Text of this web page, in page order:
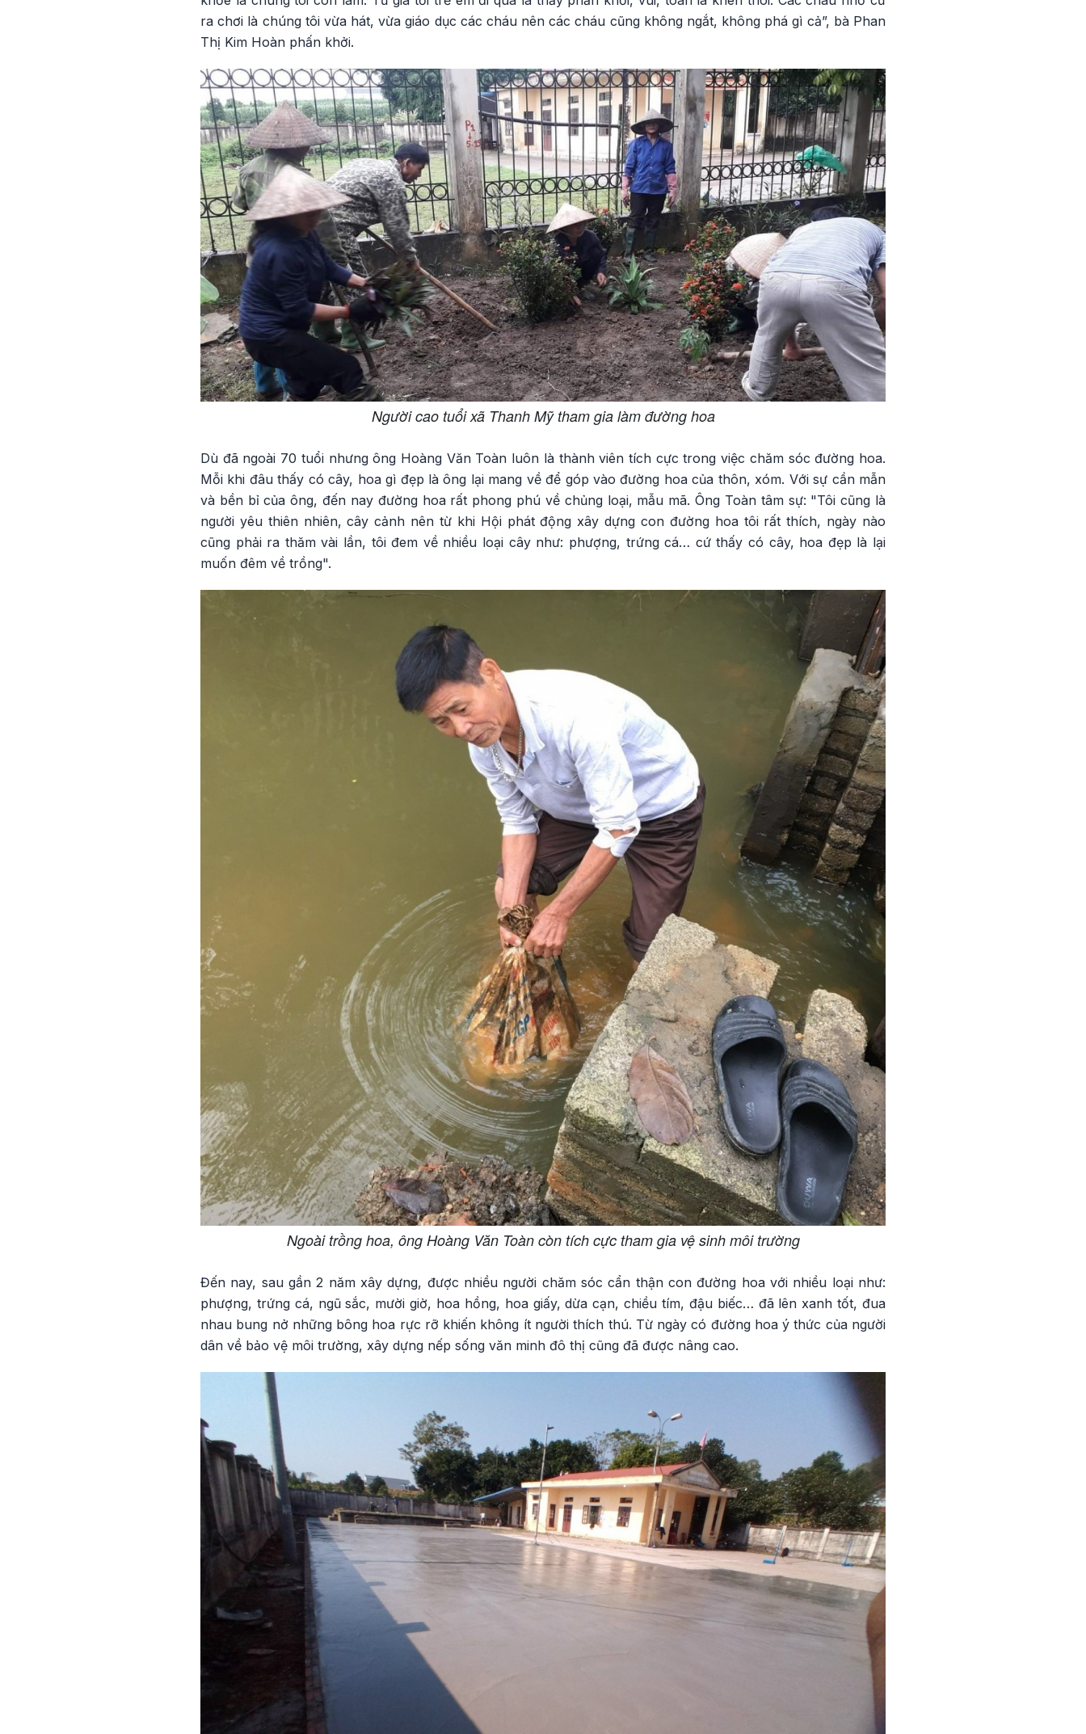
ra chơi là chúng tôi vừa hát, vừa giáo dục các cháu nên các cháu cũng không ngắt, không phá gì cả”, bà Phan
Thị Kim Hoàn phấn khởi.
Người cao tuổi xã Thanh Mỹ tham gia làm đường hoa
Dù đã ngoài 70 tuổi nhưng ông Hoàng Văn Toàn luôn là thành viên tích cực trong việc chăm sóc đường hoa.
Mỗi khi đâu thấy có cây, hoa gì đẹp là ông lại mang về để góp vào đường hoa của thôn, xóm. Với sự cần mẫn
và bền bỉ của ông, đến nay đường hoa rất phong phú về chủng loại, mẫu mã. Ông Toàn tâm sự: "Tôi cũng là
người yêu thiên nhiên, cây cảnh nên từ khi Hội phát động xây dựng con đường hoa tôi rất thích, ngày nào
cũng phải ra thăm vài lần, tôi đem về nhiều loại cây như: phượng, trứng cá… cứ thấy có cây, hoa đẹp là lại
muốn đêm về trồng".
Ngoài trồng hoa, ông Hoàng Văn Toàn còn tích cực tham gia vệ sinh môi trường
Đến nay, sau gần 2 năm xây dựng, được nhiều người chăm sóc cẩn thận con đường hoa với nhiều loại như:
phượng, trứng cá, ngũ sắc, mười giờ, hoa hồng, hoa giấy, dừa cạn, chiều tím, đậu biếc… đã lên xanh tốt, đua
nhau bung nở những bông hoa rực rỡ khiến không ít người thích thú. Từ ngày có đường hoa ý thức của người
dân về bảo vệ môi trường, xây dựng nếp sống văn minh đô thị cũng đã được nâng cao.